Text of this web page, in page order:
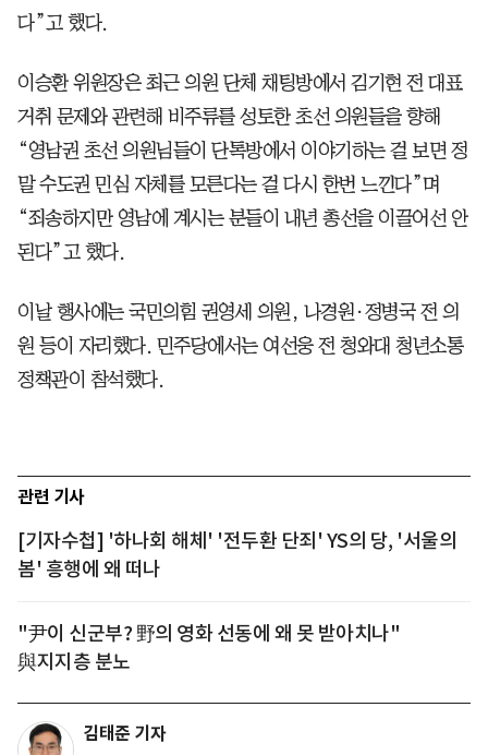
다”고 했다.
이승환 위원장은 최근 의원 단체 채팅방에서 김기현 전 대표
거취 문제와 관련해 비주류를 성토한 초선 의원들을 향해
“영남권 초선 의원님들이 단톡방에서 이야기하는 걸 보면 정
말 수도권 민심 자체를 모른다는 걸 다시 한번 느낀다”며
“죄송하지만 영남에 계시는 분들이 내년 총선을 이끌어선 안
된다”고 했다.
이날 행사에는 국민의힘 권영세 의원, 나경원·정병국 전 의
원 등이 자리했다. 민주당에서는 여선웅 전 청와대 청년소통
정책관이 참석했다.
관련 기사
[기자수첩] '하나회 해체' '전두환 단죄' YS의 당, '서울의
봄' 흥행에 왜 떠나
"尹이 신군부? 野의 영화 선동에 왜 못 받아치나"
與지지층 분노
김태준 기자